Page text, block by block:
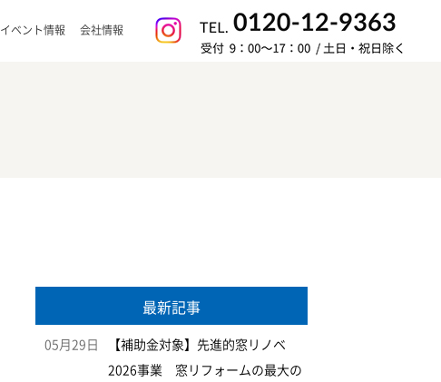
イベント情報 会社情報
最新記事
05月29日
【補助金対象】先進的窓リノベ
2026事業 窓リフォームの最大の